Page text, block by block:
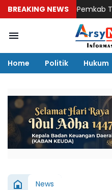
BREAKING NEWSPemkab Tebo
Home Politik Hukum
News